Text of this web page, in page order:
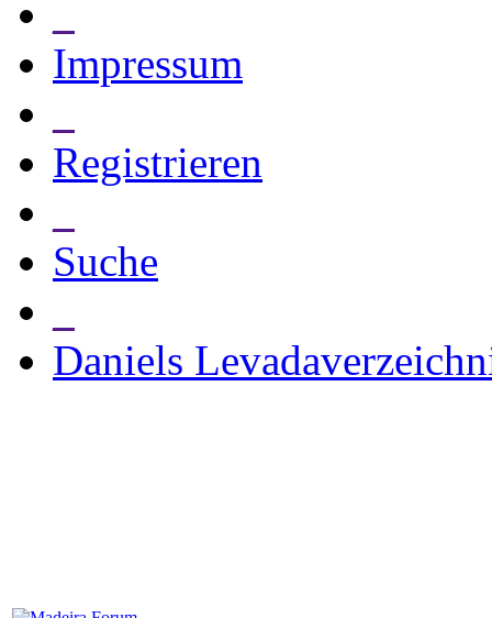
Impressum
Registrieren
Suche
Daniels